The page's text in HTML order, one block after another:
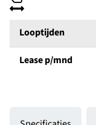
Looptijden
Lease p/mnd